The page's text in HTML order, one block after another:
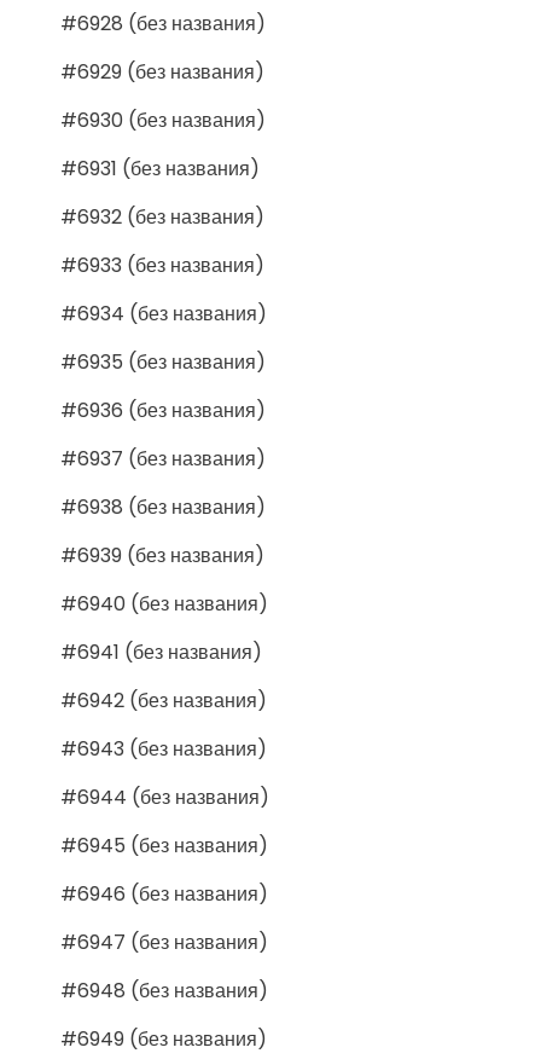
#6928 (без названия)
#6929 (без названия)
#6930 (без названия)
#6931 (без названия)
#6932 (без названия)
#6933 (без названия)
#6934 (без названия)
#6935 (без названия)
#6936 (без названия)
#6937 (без названия)
#6938 (без названия)
#6939 (без названия)
#6940 (без названия)
#6941 (без названия)
#6942 (без названия)
#6943 (без названия)
#6944 (без названия)
#6945 (без названия)
#6946 (без названия)
#6947 (без названия)
#6948 (без названия)
#6949 (без названия)